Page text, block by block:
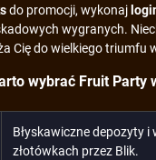
do promocji, wykonaj
wygranych.
Cię do wielkiego triumfu
wybrać Fruit Party
Błyskawiczne depozyty i
złotówkach przez Blik.